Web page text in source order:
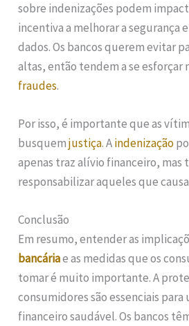
sobre indenizações podem
incentiva a melhorar a segurança
dados. Os bancos querem evitar
altas, então tendem a se esforçar
fraudes.
Por isso, é importante que as
busquemjustiça. Aindenização
apenas traz alívio financeiro, mas
responsabilizar aqueles que
Conclusão
Em resumo, entender as
bancáriae as medidas que os
tomar é muito importante. A
consumidores são essenciais para
financeiro saudável. Os bancos